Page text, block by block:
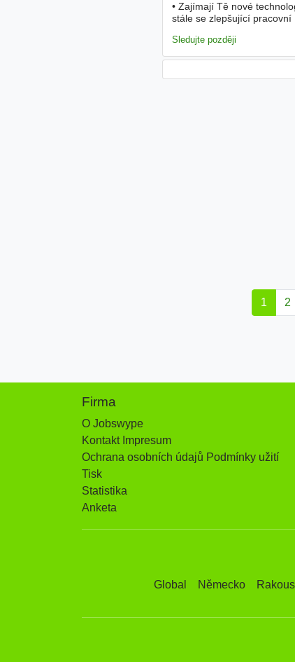
• Zajímají Tě nové
stále se zlepšující
Sledujte později
1 2
Firma
O Jobswype
Kontakt Impresum
Ochrana osobních údajů Podmínky užití
Tisk
Statistika
Anketa
Global Německo